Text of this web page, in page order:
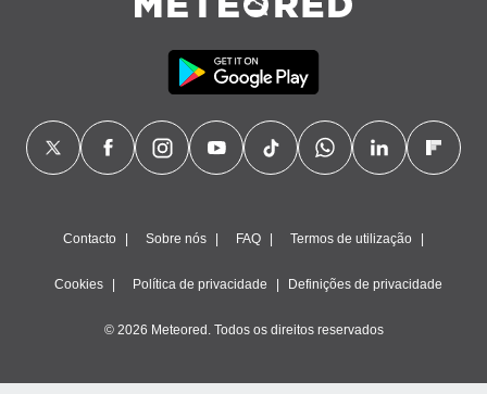
Contacto Sobre nós FAQ Termos de utilização
Cookies Política de privacidade Definições de privacidade
© 2026 Meteored. Todos os direitos reservados